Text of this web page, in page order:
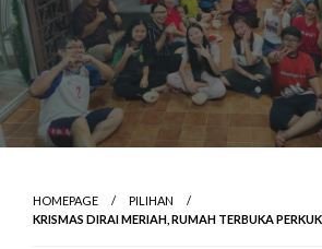
HOMEPAGE
PILIHAN
KRISMAS DIRAI MERIAH, RUMAH TERBUKA